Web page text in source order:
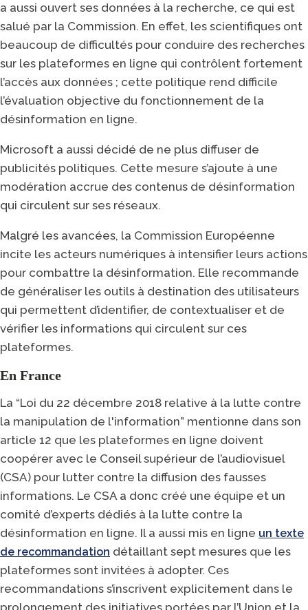
a aussi ouvert ses données à la recherche, ce qui est
salué par la Commission. En effet, les scientifiques ont
beaucoup de difficultés pour conduire des recherches
sur les plateformes en ligne qui contrôlent fortement
l’accès aux données ; cette politique rend difficile
l’évaluation objective du fonctionnement de la
désinformation en ligne.
Microsoft a aussi décidé de ne plus diffuser de
publicités politiques. Cette mesure s’ajoute à une
modération accrue des contenus de désinformation
qui circulent sur ses réseaux.
Malgré les avancées, la Commission Européenne
incite les acteurs numériques à intensifier leurs actions
pour combattre la désinformation. Elle recommande
de généraliser les outils à destination des utilisateurs
qui permettent d’identifier, de contextualiser et de
vérifier les informations qui circulent sur ces
plateformes.
En France
La “Loi du 22 décembre 2018 relative à la lutte contre
la manipulation de l'information” mentionne dans son
article 12 que les plateformes en ligne doivent
coopérer avec le Conseil supérieur de l’audiovisuel
(CSA) pour lutter contre la diffusion des fausses
informations. Le CSA a donc créé une équipe et un
comité d’experts dédiés à la lutte contre la
désinformation en ligne. Il a aussi mis en ligne un texte
de recommandation détaillant sept mesures que les
plateformes sont invitées à adopter. Ces
recommandations s’inscrivent explicitement dans le
prolongement des initiatives portées par l’Union et la